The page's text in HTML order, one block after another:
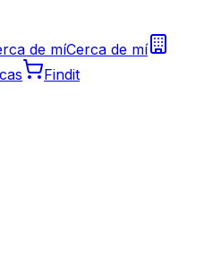
de míCerca de mí
Findit